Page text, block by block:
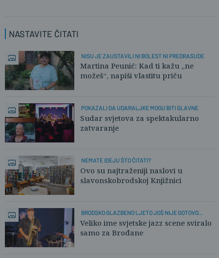
NASTAVITE ČITATI
NISU JE ZAUSTAVILI NI BOLEST NI PREDRASUDE
Martina Peunić: Kad ti kažu „ne
možeš“, napiši vlastitu priču
POKAZALI DA UDARALJKE MOGU BITI GLAVNE
Sudar svjetova za spektakularno
zatvaranje
NEMATE IDEJU ŠTO ČITATI?
Ovo su najtraženiji naslovi u
slavonskobrodskoj Knjižnici
BRODSKO GLAZBENO LJETO JOŠ NIJE GOTOVO...
Veliko ime svjetske jazz scene sviralo
samo za Brođane